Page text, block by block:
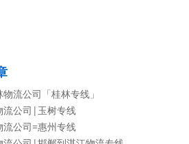
流公司「桂林专线」
流公司|玉树专线
流公司=惠州专线